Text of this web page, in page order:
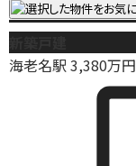
海老名駅3,380万円